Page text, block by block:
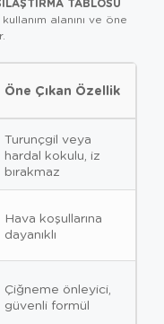
TABLOSU
alanını ve öne
Öne Çıkan Özellik
Turunçgil veya
hardal kokulu, iz
bırakmaz
Hava koşullarına
dayanıklı
Çiğneme önleyici,
güvenli formül